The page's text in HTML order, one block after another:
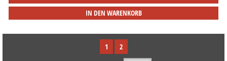
IN DEN WARENKORB
1
2